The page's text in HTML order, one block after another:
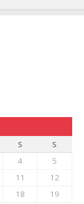
S
S
4
5
11
12
18
19